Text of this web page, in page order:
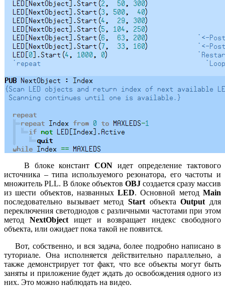
В блоке константCON идет определение тактового
источника – типа используемого резонатора, его частоты и
множитель PLL. В блоке объектов OBJ создается сразу массив
из шести объектов, названныхLED. Основной методMain
последовательно вызывает метод Start объектаOutput для
переключения светодиодов с различными частотами при этом
метод NextObject ищет и возвращает индекс свободного
объекта, или ожидает пока такой не появится.
Вот, собственно, и вся задача, более подробно написано в
туториале. Она исполняется действительно параллельно, а
также демонстрирует тот факт, что все объекты могут быть
заняты и приложение будет ждать до освобождения одного из
них. Это можно наблюдать на видео.